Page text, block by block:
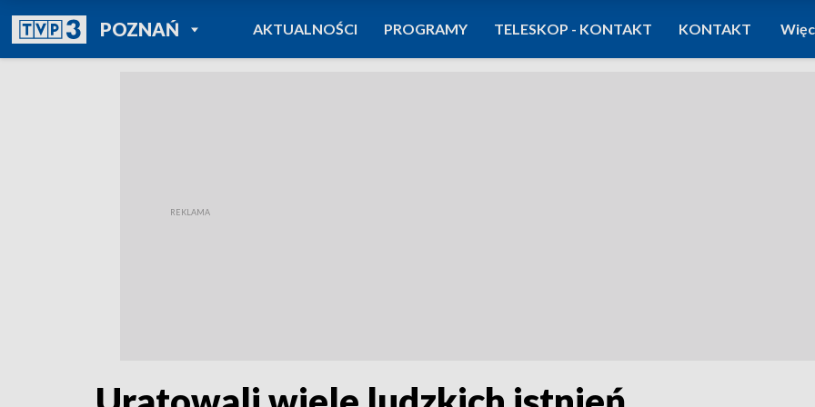
POZNAŃPOWRÓT DO
TVP REGIONY
AKTUALNOŚCI PROGRAMY TELESKOP - KONTAKT KONTAKT